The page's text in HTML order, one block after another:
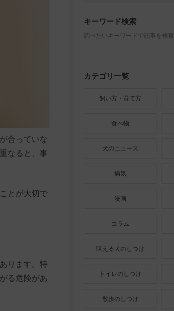
合っていな
なると、事
とが大切で
ります。特
る危険があ
キーワード検索
調べたいキーワードで記事を検索
カテゴリ一覧
飼い方・育て方
食べ物
犬のニュース
病気
漫画
コラム
吠える犬のしつけ
トイレのしつけ
散歩のしつけ